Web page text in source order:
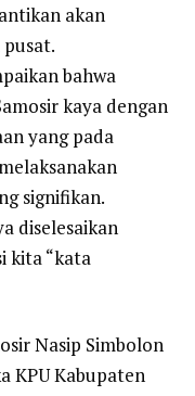
akan
bahwa
kaya dengan
yang pada
signifikan.
diselesaikan
kita “kata
Nasip Simbolon
KPU Kabupaten